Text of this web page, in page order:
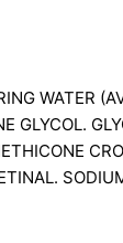
WATER
GLYCOL.